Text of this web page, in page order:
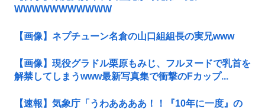
WWWWWWWWWWW
【画像】ネプチューン名倉の山口組組長の実兄www
【画像】現役グラドル栗原もみじ、フルヌードで乳首を
解禁してしまうwww最新写真集で衝撃のFカップ...
【速報】気象庁「うわああああ！！『10年に一度』の